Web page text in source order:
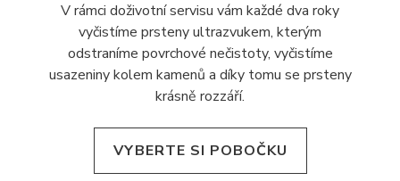
V rámci doživotní servisu vám každé dva roky
vyčistíme prsteny ultrazvukem, kterým
odstraníme povrchové nečistoty, vyčistíme
usazeniny kolem kamenů a díky tomu se prsteny
krásně rozzáří.
VYBERTE SI POBOČKU